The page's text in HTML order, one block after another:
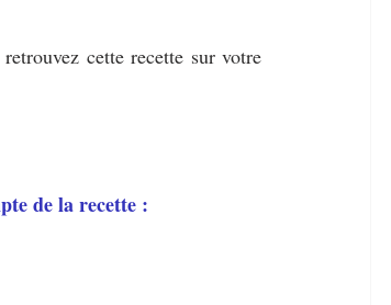
cette recette sur votre
de la recette :